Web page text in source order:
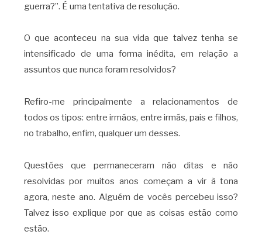
guerra?”. É uma tentativa de resolução.
O que aconteceu na sua vida que talvez tenha se
intensificado de uma forma inédita, em relação a
assuntos que nunca foram resolvidos?
Refiro-me principalmente a relacionamentos de
todos os tipos: entre irmãos, entre irmãs, pais e filhos,
no trabalho, enfim, qualquer um desses.
Questões que permaneceram não ditas e não
resolvidas por muitos anos começam a vir à tona
agora, neste ano. Alguém de vocês percebeu isso?
Talvez isso explique por que as coisas estão como
estão.